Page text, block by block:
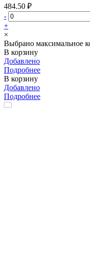
484.50 ₽
-
+
×
Выбрано максимальное
В корзину
Добавлено
Подробнее
В корзину
Добавлено
Подробнее